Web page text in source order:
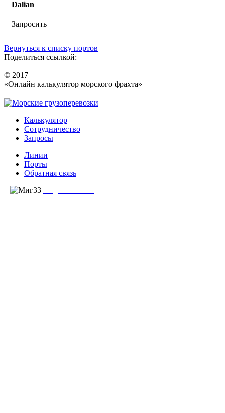
Dalian
Запросить
Вернуться к списку портов
Поделиться ссылкой:
© 2017
«Онлайн калькулятор морского фрахта»
Калькулятор
Сотрудничество
Запросы
Линии
Порты
Обратная связь